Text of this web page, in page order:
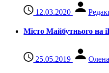
12.03.2020
Місто Майбутнього на
25.05.2019